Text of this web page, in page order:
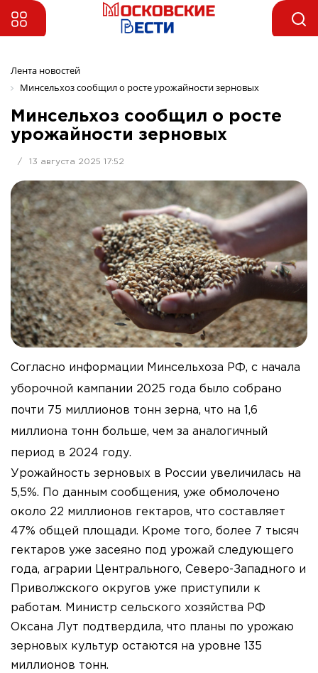
Лента новостей
Минсельхоз сообщил о росте урожайности зерновых
Минсельхоз сообщил о росте
урожайности зерновых
/ 13 августа 2025 17:52
Согласно информации Минсельхоза РФ, с начала
уборочной кампании 2025 года было собрано
почти 75 миллионов тонн зерна, что на 1,6
миллиона тонн больше, чем за аналогичный
период в 2024 году.
Урожайность зерновых в России увеличилась на
5,5%. По данным сообщения, уже обмолочено
около 22 миллионов гектаров, что составляет
47% общей площади. Кроме того, более 7 тысяч
гектаров уже засеяно под урожай следующего
года, аграрии Центрального, Северо-Западного и
Приволжского округов уже приступили к
работам. Министр сельского хозяйства РФ
Оксана Лут подтвердила, что планы по урожаю
зерновых культур остаются на уровне 135
миллионов тонн.